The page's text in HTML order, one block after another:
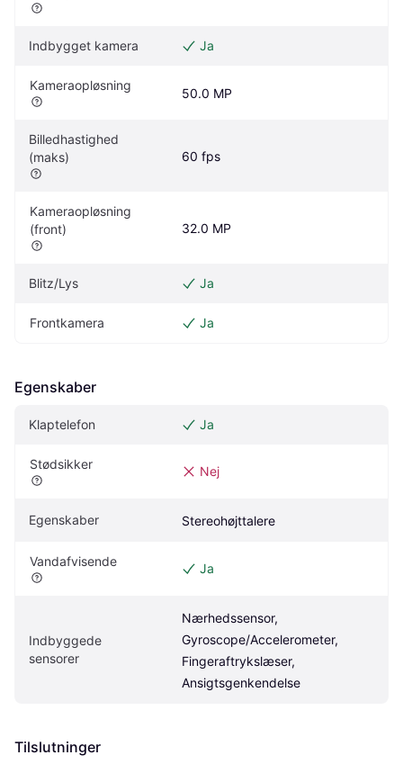
Indbygget kamera Ja
Kameraopløsning
50.0 MP
Billedhastighed
(maks)
60 fps
Kameraopløsning
(front)
32.0 MP
Blitz/Lys Ja
Frontkamera Ja
Egenskaber
Klaptelefon Ja
Stødsikker Nej
Egenskaber Stereohøjttalere
Vandafvisende Ja
Indbyggede
sensorer
Nærhedssensor,
Gyroscope/Accelerometer,
Fingeraftrykslæser,
Ansigtsgenkendelse
Tilslutninger